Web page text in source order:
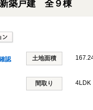
築戸建 全９棟
認
土地面積
間取り